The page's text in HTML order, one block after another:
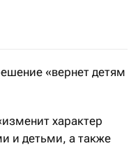
«вернет детям
характер
и детьми, а также